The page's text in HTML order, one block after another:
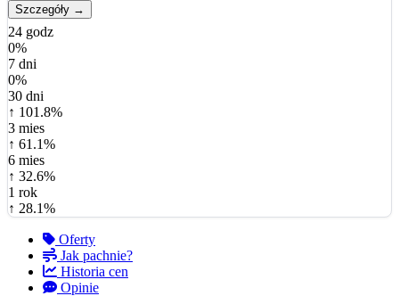
Szczegóły →
24 godz
0%
7 dni
0%
30 dni
↑ 101.8%
3 mies
↑ 61.1%
6 mies
↑ 32.6%
1 rok
↑ 28.1%
Oferty
Jak pachnie?
Historia cen
Opinie